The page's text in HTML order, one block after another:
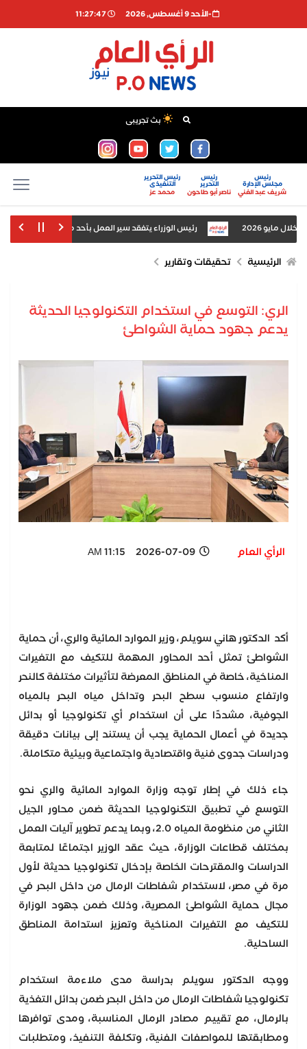
-اﻷحد 9 أغسطس, 2026 11:27:47
بث تجريبى
رئيس
مجلس الإدارة
شريف عبد الغني
رئيس
التحرير
ناصر أبو طاحون
رئيس التحرير
التنفيذى
محمد عز
رئيس الوزراء يتفقد سير العمل بأحد مطاحن الدقيق
الرئيسية تحقيقات وتقارير
الري: التوسع في استخدام التكنولوجيا الحديثة
يدعم جهود حماية الشواطئ
الرأي العام 2026-07-09 11:15 AM
أكد الدكتور هاني سويلم، وزير الموارد المائية والري، أن حماية
الشواطئ تمثل أحد المحاور المهمة للتكيف مع التغيرات
المناخية، خاصة في المناطق المعرضة لتأثيرات مختلفة كالنحر
وارتفاع منسوب سطح البحر وتداخل مياه البحر بالمياه
الجوفية، مشددًا على أن استخدام أي تكنولوجيا أو بدائل
جديدة في أعمال الحماية يجب أن يستند إلى بيانات دقيقة
ودراسات جدوى فنية واقتصادية واجتماعية وبيئية متكاملة.
جاء ذلك في إطار توجه وزارة الموارد المائية والري نحو
التوسع في تطبيق التكنولوجيا الحديثة ضمن محاور الجيل
الثاني من منظومة المياه 2.0، وبما يدعم تطوير آليات العمل
بمختلف قطاعات الوزارة، حيث عقد الوزير اجتماعًا لمتابعة
الدراسات والمقترحات الخاصة بإدخال تكنولوجيا حديثة لأول
مرة في مصر، لاستخدام شفاطات الرمال من داخل البحر في
مجال حماية الشواطئ المصرية، وذلك ضمن جهود الوزارة
للتكيف مع التغيرات المناخية وتعزيز استدامة المناطق
الساحلية.
ووجه الدكتور سويلم بدراسة مدى ملاءمة استخدام
تكنولوجيا شفاطات الرمال من داخل البحر ضمن بدائل التغذية
بالرمال، مع تقييم مصادر الرمال المناسبة، ومدى توافرها
ومطابقتها للمواصفات الفنية، وتكلفة التنفيذ، ومتطلبات